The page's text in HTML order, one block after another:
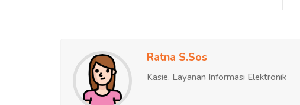
Ratna S.Sos
Kasie. Layanan Informasi Elektronik